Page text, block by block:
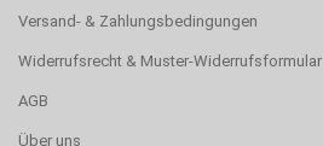
Versand- & Zahlungsbedingungen
Widerrufsrecht & Muster-Widerrufsformular
AGB
Über uns